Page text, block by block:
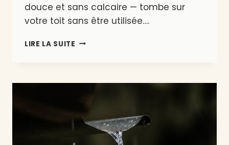
douce et sans calcaire — tombe sur
votre toit sans être utilisée….
LIRE LA SUITE INSTALLER
DE
PLUIE
LE
POTAGER